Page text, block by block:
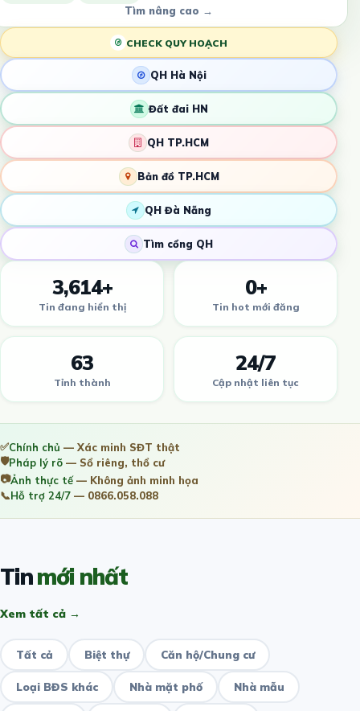
Tìm nâng cao →
CHECK QUY HOẠCH
QH Hà Nội
Đất đai HN
QH TP.HCM
Bản đồ TP.HCM
QH Đà Nẵng
Tìm cổng QH
3,614+
Tin đang hiển thị
0+
Tin hot mới đăng
63
Tỉnh thành
24/7
Cập nhật liên tục
✅Chính chủ — Xác minh SĐT thật
🛡️Pháp lý rõ — Sổ riêng, thổ cư
📷Ảnh thực tế— Không ảnh minh họa
📞Hỗ trợ 24/7 — 0866.058.088
Tinmới nhất
Xem tất cả →
Tất cả Biệt thự Căn hộ/Chung cư
Loại BĐS khác Nhà mặt phố Nhà mẫu